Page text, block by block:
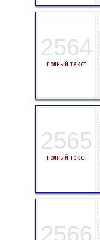
2564
полный текст
2565
полный текст
2566